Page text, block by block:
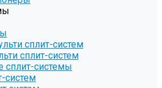
сплит-систем
сплит-систем
системы
систем